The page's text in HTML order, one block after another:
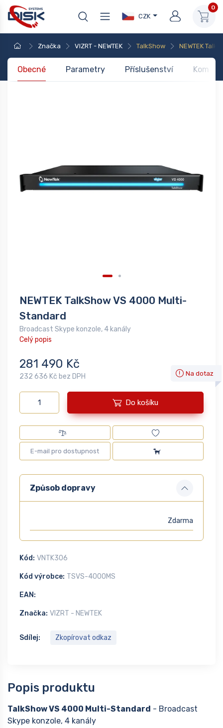
CZK
0
Značka VIZRT - NEWTEK TalkShow NEWTEK
Obecné Parametry Příslušenství
NEWTEK TalkShow VS 4000 Multi-
Standard
Broadcast Skype konzole, 4 kanály
Celý popis
281 490 Kč
232 636 Kč bez DPH Na dotaz
Do košíku
Způsob dopravy
Zdarma
Kód: VNTK306
Kód výrobce: TSVS-4000MS
EAN:
Značka: VIZRT - NEWTEK
Sdílej: Zkopírovat odkaz
Popis produktu
TalkShow VS 4000 Multi-Standard - Broadcast
Skype konzole, 4 kanály